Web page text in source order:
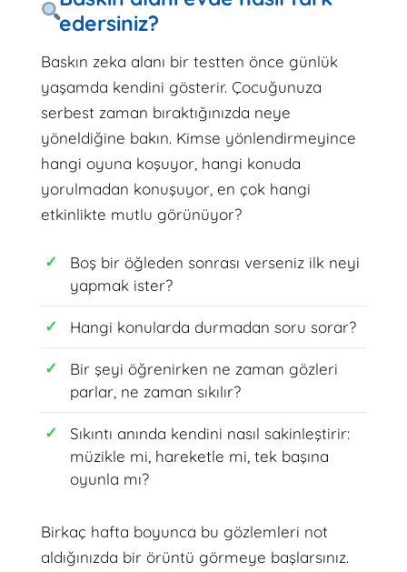
edersiniz?
Baskın zeka alanı bir testten önce günlük
yaşamda kendini gösterir. Çocuğunuza
serbest zaman bıraktığınızda neye
yöneldiğine bakın. Kimse yönlendirmeyince
hangi oyuna koşuyor, hangi konuda
yorulmadan konuşuyor, en çok hangi
etkinlikte mutlu görünüyor?
Boş bir öğleden sonrası verseniz ilk neyi
yapmak ister?
Hangi konularda durmadan soru sorar?
Bir şeyi öğrenirken ne zaman gözleri
parlar, ne zaman sıkılır?
Sıkıntı anında kendini nasıl sakinleştirir:
müzikle mi, hareketle mi, tek başına
oyunla mı?
Birkaç hafta boyunca bu gözlemleri not
aldığınızda bir örüntü görmeye başlarsınız.